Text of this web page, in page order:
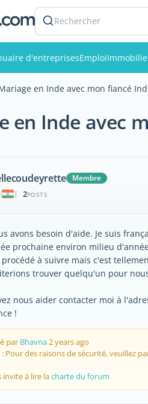
Rechercher
d'entreprisesEmploi
en Inde avec mon fiancé
en Inde avec
Membre
|
2POSTS
avons besoin d'aide. Je suis
prochaine environ milieu
à suivre mais c'est
trouver quelqu'un pour
nous aider contacter moi à
!
par Bhavna2 years ago
: Pour des raisons de sécurité, veuillez
invite à lire lacharte du forum